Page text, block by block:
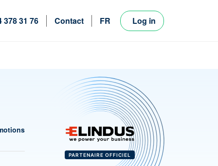
378 31 76 Contact
FR
Log in
PARTENAIRE OFFICIEL